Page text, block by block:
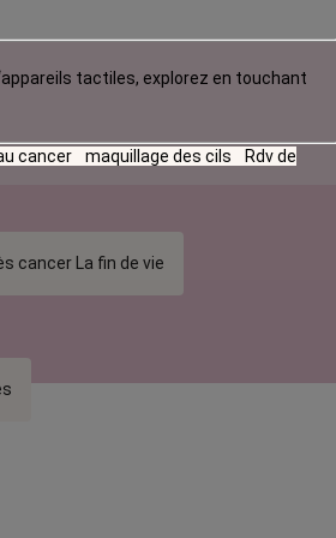
cancer La fin de vie
tactiles, explorez en touchant
cancer maquillage des cils Rdv de